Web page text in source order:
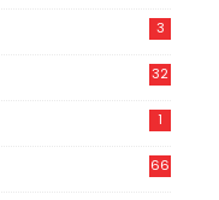
3
32
1
66